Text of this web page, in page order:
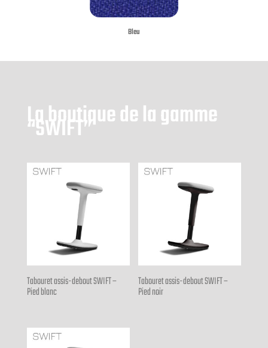
Bleu
La boutique de la gamme
“SWIFT”
Tabouret assis-debout SWIFT –
Pied blanc
Tabouret assis-debout SWIFT –
Pied noir